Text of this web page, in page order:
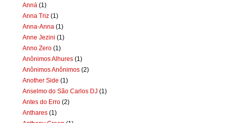
Anná (1)
Anna Triz (1)
Anna-Anna (1)
Anne Jezini (1)
Anno Zero (1)
Anônimos Alhures (1)
Anônimos Anônimos (2)
Another Side (1)
Anselmo do São Carlos DJ (1)
Antes do Erro (2)
Anthares (1)